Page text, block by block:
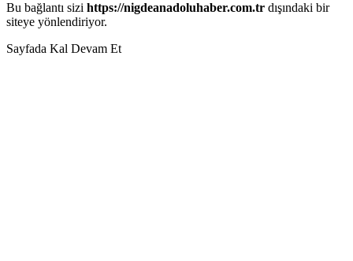
Bu bağlantı sizi https://nigdeanadoluhaber.com.tr dışındaki bir
siteye yönlendiriyor.
Sayfada Kal Devam Et